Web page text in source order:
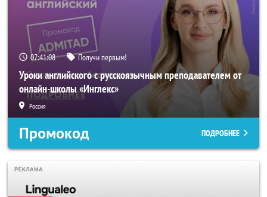
07:41:07 Получи первым!
Уроки английского с русскоязычным преподавателем от
онлайн-школы «Инглекс»
Россия
Промокод ПОДРОБНЕЕ